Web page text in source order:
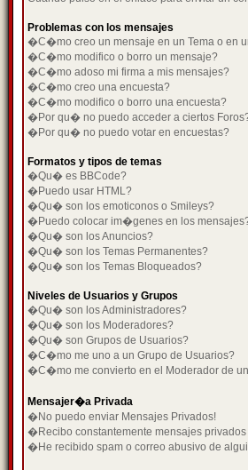
Problemas con los mensajes
�C�mo creo un mensaje en un Tema o en
�C�mo modifico o borro un mensaje?
�C�mo adoso mi firma a mis mensajes?
�C�mo creo una encuesta?
�C�mo modifico o borro una encuesta?
�Por qu� no puedo acceder a ciertos
�Por qu� no puedo votar en encuestas?
Formatos y tipos de temas
�Qu� es BBCode?
�Puedo usar HTML?
�Qu� son los emoticonos o Smileys?
�Puedo colocar im�genes en los
�Qu� son los Anuncios?
�Qu� son los Temas Permanentes?
�Qu� son los Temas Bloqueados?
Niveles de Usuarios y Grupos
�Qu� son los Administradores?
�Qu� son los Moderadores?
�Qu� son Grupos de Usuarios?
�C�mo me uno a un Grupo de Usuarios?
�C�mo me convierto en el Moderador de
Mensajer�a Privada
�No puedo enviar Mensajes Privados!
�Recibo constantemente mensajes
�He recibido spam o correo abusivo de